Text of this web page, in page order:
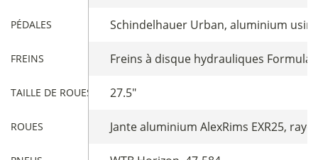
PÉDALES Schindelhauer Urban, aluminium
FREINS Freins à disque hydrauliques Formula
TAILLE DE ROUES 27.5"
ROUES Jante aluminium AlexRims EXR25,